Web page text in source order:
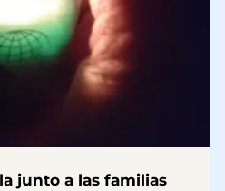
junto a las familias